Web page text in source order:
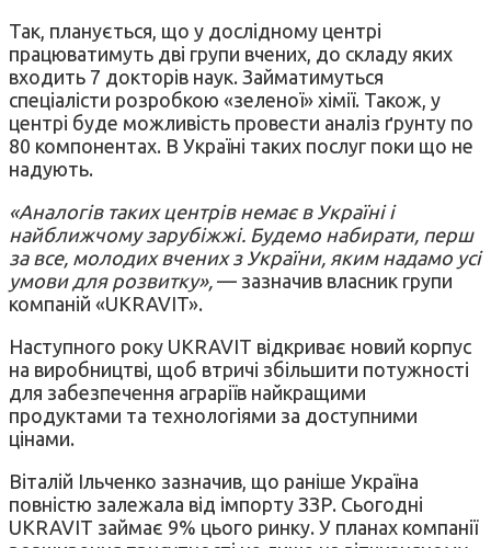
Так, планується, що у дослідному центрі
працюватимуть дві групи вчених, до складу яких
входить 7 докторів наук. Займатимуться
спеціалісти розробкою «зеленої» хімії. Також, у
центрі буде можливість провести аналіз ґрунту по
80 компонентах. В Україні таких послуг поки що не
надують.
«Аналогів таких центрів немає в Україні і
найближчому зарубіжжі. Будемо набирати, перш
за все, молодих вчених з України, яким надамо усі
умови для розвитку», — зазначив власник групи
компаній «UKRAVIT».
Наступного року UKRAVIT відкриває новий корпус
на виробництві, щоб втричі збільшити потужності
для забезпечення аграріїв найкращими
продуктами та технологіями за доступними
цінами.
Віталій Ільченко зазначив, що раніше Україна
повністю залежала від імпорту ЗЗР. Сьогодні
UKRAVIT займає 9% цього ринку. У планах компанії